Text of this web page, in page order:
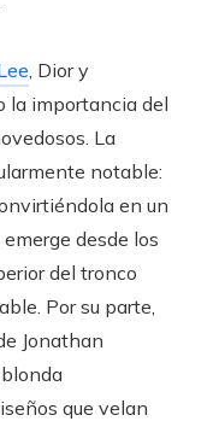
, Dior y
la importancia del
La
notable:
en un
desde los
del tronco
Por su parte,
Jonathan
que velan